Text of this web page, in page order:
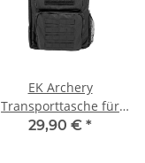
EK Archery
Transporttasche für
Armbrust Revo 7
29,90 € *